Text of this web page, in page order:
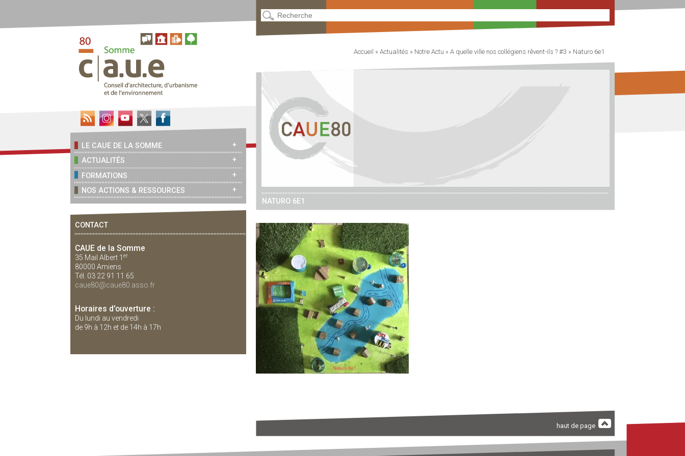
+
LE CAUE DE LA SOMME
+
ACTUALITÉS
+
FORMATIONS
+
NOS ACTIONS & RESSOURCES
CONTACT
CAUE de la Somme
35 Mail Albert 1 er
80000 Amiens
Tél. 03 22 91 11 65
caue80@caue80.asso.fr
Horaires d'ouverture :
Du lundi au vendredi
de 9h à 12h et de 14h à 17h
Accueil »Actualités » Notre Actu »A quelle ville nos collégiens rêvent-ils ? #3 » Naturo 6e1
NATURO 6E1
haut de page